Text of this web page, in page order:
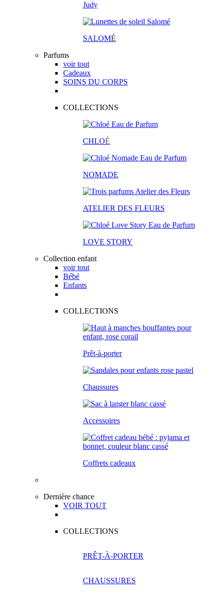
Judy
SALOMÉ
Parfums
voir tout
Cadeaux
SOINS DU CORPS
COLLECTIONS
CHLOÉ
NOMADE
ATELIER DES FLEURS
LOVE STORY
Collection enfant
voir tout
Bébé
Enfants
COLLECTIONS
Prêt-à-porter
Chaussures
Accessoires
Coffrets cadeaux
Dernière chance
VOIR TOUT
COLLECTIONS
PRÊT-À-PORTER
CHAUSSURES